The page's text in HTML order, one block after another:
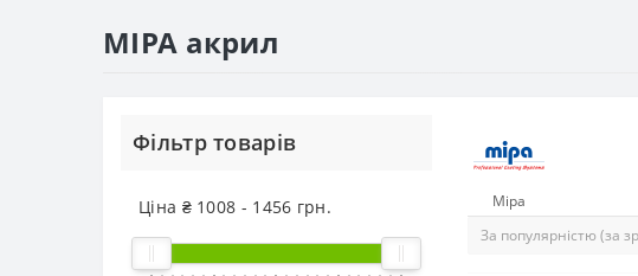
MIPA акрил
Фільтр товарів
Ціна ₴ 1008 - 1456 грн. Mipa